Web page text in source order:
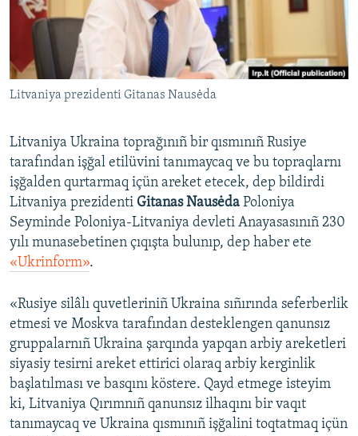
Русский
Українською
QOŞULIÑIZ!
RFE/RS bütün saytları
Litvaniya prezidenti Gitanas Nausėda
Litvaniya Ukraina toprağınıñ bir qısmınıñ Rusiye
tarafından işğal etilüvini tanımaycaq ve bu topraqlarnı
işğalden qurtarmaq içün areket etecek, dep bildirdi
Litvaniya prezidenti Gitanas Nausėda Poloniya
Seyminde Poloniya-Litvaniya devleti Anayasasınıñ 230
yılı munasebetinen çıqışta bulunıp, dep haber ete
«Ukrinform».
«Rusiye silâlı quvetleriniñ Ukraina sıñırında seferberlik
etmesi ve Moskva tarafından desteklengen qanunsız
gruppalarnıñ Ukraina şarqında yapqan arbiy areketleri
siyasiy tesirni areket ettirici olaraq arbiy kerginlik
başlatılması ve basqını köstere. Qayd etmege isteyim
ki, Litvaniya Qırımnıñ qanunsız ilhaqını bir vaqıt
tanımaycaq ve Ukraina qısmınıñ işğalini toqtatmaq içün